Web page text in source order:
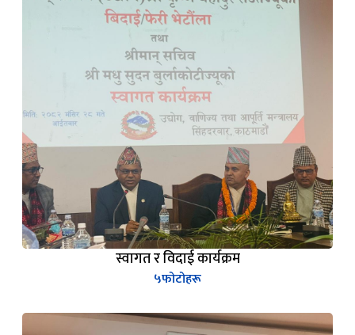
स्वागत र विदाई कार्यक्रम
५फोटोहरू